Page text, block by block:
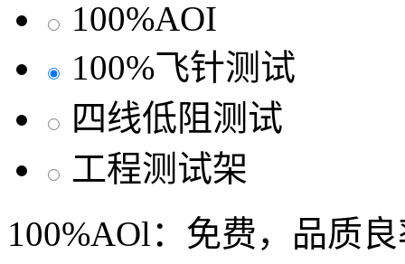
100%AOI
100%飞针测试
四线低阻测试
工程测试架
100%AOl：免费，品质